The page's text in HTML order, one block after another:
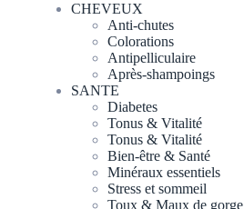
CHEVEUX
Anti-chutes
Colorations
Antipelliculaire
Après-shampoings
SANTE
Diabetes
Tonus & Vitalité
Tonus & Vitalité
Bien-être & Santé
Minéraux essentiels
Stress et sommeil
Toux & Maux de gorge